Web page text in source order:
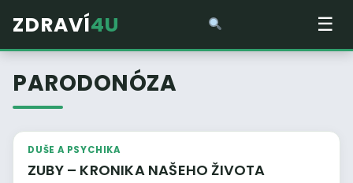
ZDRAVÍ4U ☰
PARODONÓZA
DUŠE A PSYCHIKA
ZUBY – KRONIKA NAŠEHO ŽIVOTA